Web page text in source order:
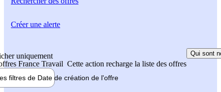
uniquement
France Travail Cette action recharge la liste des offres
Qui sont
filtres de Date de création de l'offre
Créer une alerte